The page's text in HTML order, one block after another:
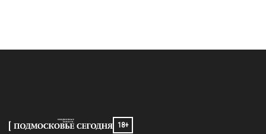
18+